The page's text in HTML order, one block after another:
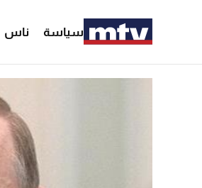
سياسة ناس